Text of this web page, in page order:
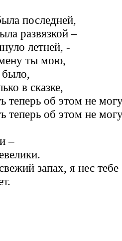
последней,
развязкой –
летней, -
ты мою,
в сказке,
теперь об этом не
теперь об этом не
–
запах, я нес тебе